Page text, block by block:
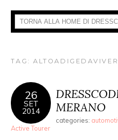
TAG:
26
SET
2014
MERANO
categories:
Active Tourer